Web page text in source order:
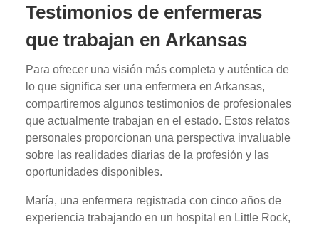
Testimonios de enfermeras
que trabajan en Arkansas
Para ofrecer una visión más completa y auténtica de
lo que significa ser una enfermera en Arkansas,
compartiremos algunos testimonios de profesionales
que actualmente trabajan en el estado. Estos relatos
personales proporcionan una perspectiva invaluable
sobre las realidades diarias de la profesión y las
oportunidades disponibles.
María, una enfermera registrada con cinco años de
experiencia trabajando en un hospital en Little Rock,